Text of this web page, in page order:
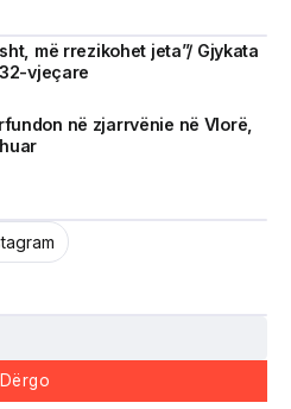
drejtpërdrejt jetën e
të shkurtër, Vrojtuesit është
dhe një pasqyrë reale të
më rrezikohet jeta”/ Gjykata
vjeçare
në zjarrvënie në Vlorë,
Dërgo